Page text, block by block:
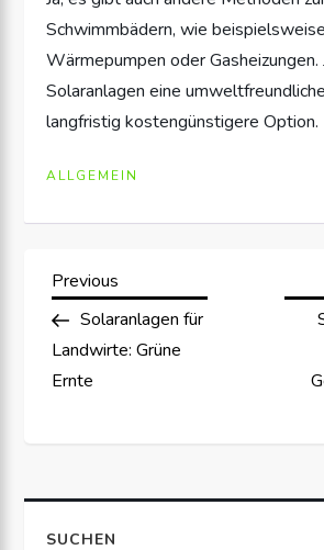
Schwimmbädern, wie beispielsweise
Wärmepumpen oder Gasheizungen.
Solaranlagen eine
langfristig kostengünstigere Option.
ALLGEMEIN
B
e
i
r
Previous
Post
Previous
Solaranlagen für
Landwirte: Grüne
Ernte
SUCHEN